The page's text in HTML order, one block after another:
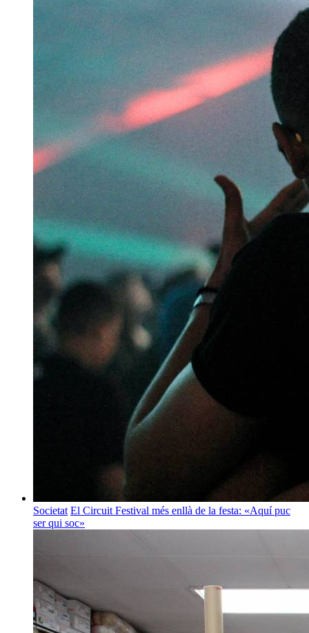
Societat El Circuit Festival més enllà de la festa: «Aquí puc
ser qui soc»